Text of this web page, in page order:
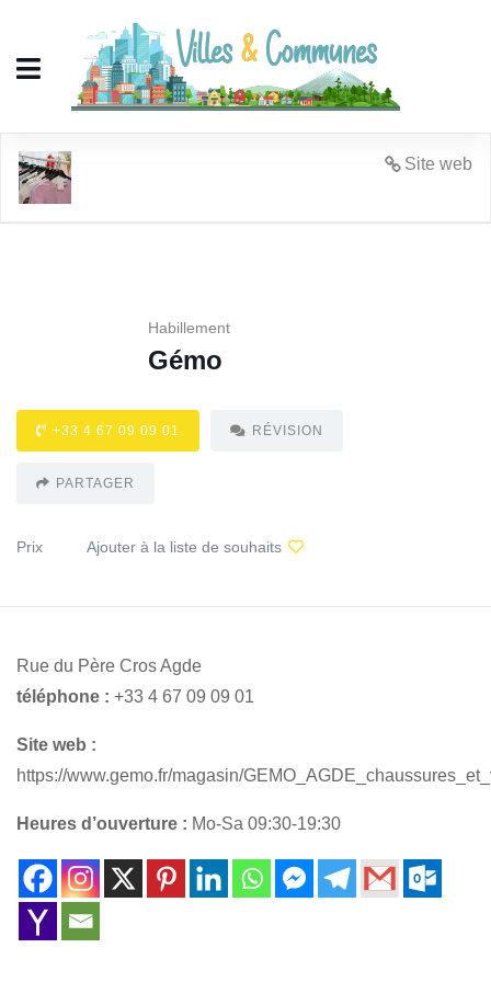
Site web
Habillement
Gémo
+33 4 67 09 09 01 RÉVISION
PARTAGER
Prix Ajouter à la liste de souhaits
Rue du Père Cros Agde
téléphone : +33 4 67 09 09 01
Site web :
https://www.gemo.fr/magasin/
Heures d’ouverture : Mo-Sa 09:30-19:30